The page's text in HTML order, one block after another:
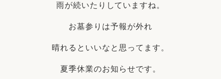
雨が続いたりしていますね。
お墓参りは予報が外れ
晴れるといいなと思ってます。
夏季休業のお知らせです。